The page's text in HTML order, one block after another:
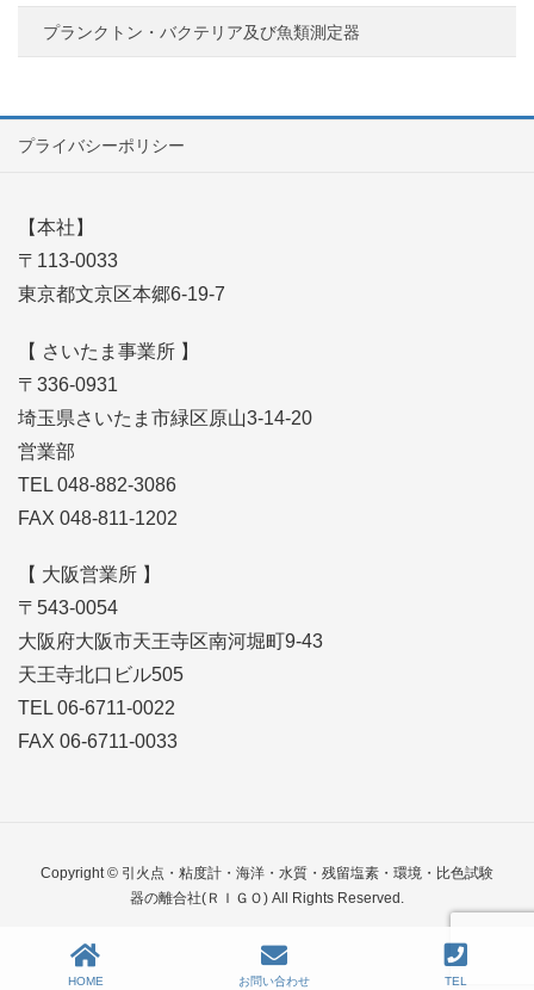
プランクトン・バクテリア及び魚類測定器
プライバシーポリシー
【本社】
〒113-0033
東京都文京区本郷6-19-7
【 さいたま事業所 】
〒336-0931
埼玉県さいたま市緑区原山3-14-20
営業部
TEL 048-882-3086
FAX 048-811-1202
【 大阪営業所 】
〒543-0054
大阪府大阪市天王寺区南河堀町9-43
天王寺北口ビル505
TEL 06-6711-0022
FAX 06-6711-0033
Copyright © 引火点・粘度計・海洋・水質・残留塩素・環境・比色試験
器の離合社(ＲＩＧＯ) All Rights Reserved.
HOME お問い合わせ TEL